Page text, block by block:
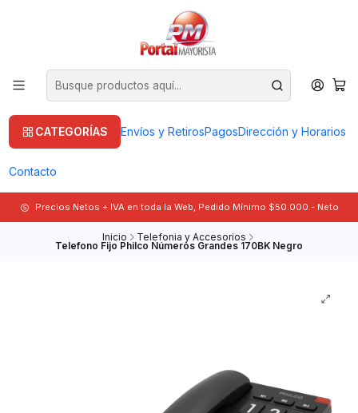
CATEGORÍAS Envíos y RetirosPagosDirección y Horarios
Contacto
Precios Netos + IVA en toda la Web, Pedido Mínimo $50.000.- Neto
Inicio Telefonia y Accesorios
Telefono Fijo Philco Números Grandes 170BK Negro